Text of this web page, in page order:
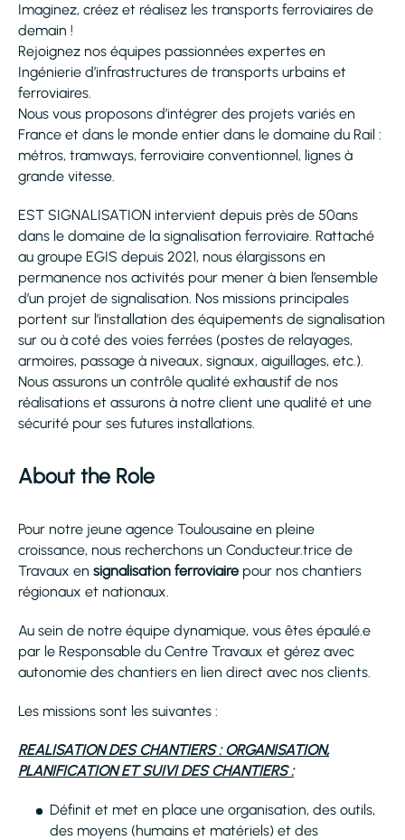
Imaginez, créez et réalisez les transports ferroviaires de
demain !
Rejoignez nos équipes passionnées expertes en
Ingénierie d’infrastructures de transports urbains et
ferroviaires.
Nous vous proposons d’intégrer des projets variés en
France et dans le monde entier dans le domaine du Rail :
métros, tramways, ferroviaire conventionnel, lignes à
grande vitesse.
EST SIGNALISATION intervient depuis près de 50ans
dans le domaine de la signalisation ferroviaire. Rattaché
au groupe EGIS depuis 2021, nous élargissons en
permanence nos activités pour mener à bien l’ensemble
d’un projet de signalisation. Nos missions principales
portent sur l’installation des équipements de signalisation
sur ou à coté des voies ferrées (postes de relayages,
armoires, passage à niveaux, signaux, aiguillages, etc.).
Nous assurons un contrôle qualité exhaustif de nos
réalisations et assurons à notre client une qualité et une
sécurité pour ses futures installations.
About the Role
Pour notre jeune agence Toulousaine en pleine
croissance, nous recherchons un Conducteur.trice de
Travaux en signalisation ferroviaire pour nos chantiers
régionaux et nationaux.
Au sein de notre équipe dynamique, vous êtes épaulé.e
par le Responsable du Centre Travaux et gérez avec
autonomie des chantiers en lien direct avec nos clients.
Les missions sont les suivantes :
REALISATION DES CHANTIERS : ORGANISATION,
PLANIFICATION ET SUIVI DES CHANTIERS :
Définit et met en place une organisation, des outils,
des moyens (humains et matériels) et des